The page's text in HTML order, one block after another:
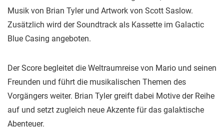
Musik von Brian Tyler und Artwork von Scott Saslow.
Zusätzlich wird der Soundtrack als Kassette im Galactic
Blue Casing angeboten.
Der Score begleitet die Weltraumreise von Mario und seinen
Freunden und führt die musikalischen Themen des
Vorgängers weiter. Brian Tyler greift dabei Motive der Reihe
auf und setzt zugleich neue Akzente für das galaktische
Abenteuer.